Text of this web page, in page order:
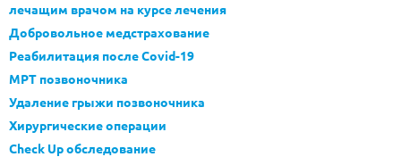
лечащим врачом на курсе лечения
Добровольное медстрахование
Реабилитация после Covid-19
МРТ позвоночника
Удаление грыжи позвоночника
Хирургические операции
Check Up обследование